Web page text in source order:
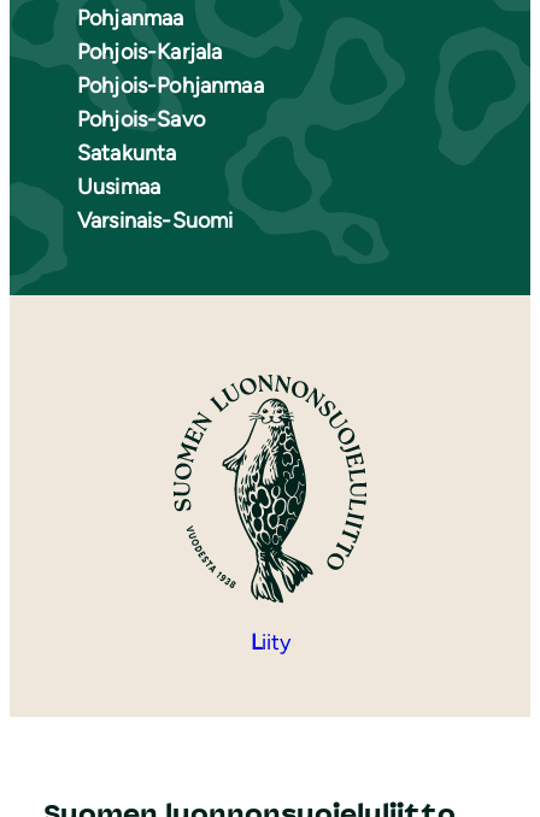
Pohjanmaa
Pohjois-Karjala
Pohjois-Pohjanmaa
Pohjois-Savo
Satakunta
Uusimaa
Varsinais-Suomi
Liity